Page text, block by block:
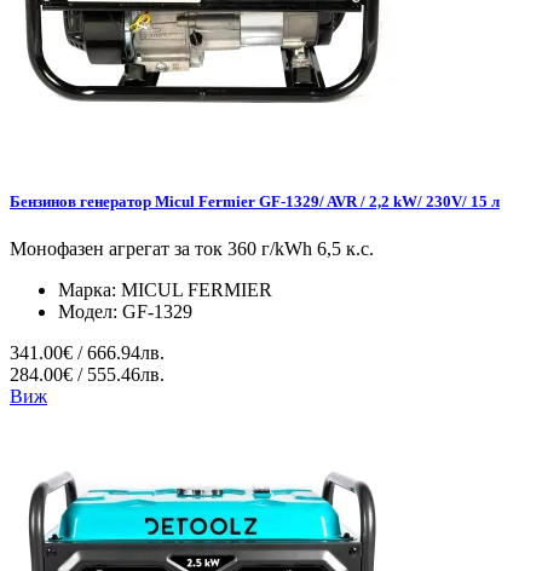
Бензинов генератор Micul Fermier GF-1329/ AVR / 2,2 kW/ 230V/ 15 л
Монофазен агрегат за ток 360 г/kWh 6,5 к.с.
Марка: MICUL FERMIER
Модел: GF-1329
341.00€ / 666.94лв.
284.00€ / 555.46лв.
Виж